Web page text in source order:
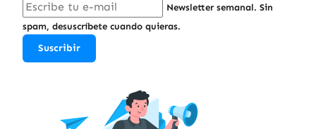
Newsletter semanal. Sin
spam, desuscríbete cuando quieras.
Suscribir